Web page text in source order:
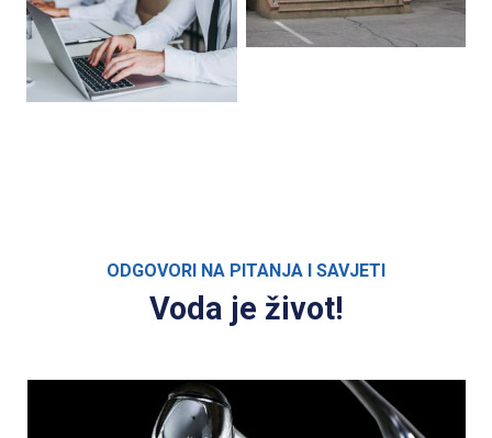
ODGOVORI NA PITANJA I SAVJETI
Voda je život!